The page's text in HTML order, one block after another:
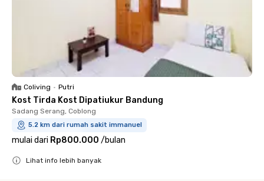
Coliving • Putri
Kost Tirda Kost Dipatiukur Bandung
Sadang Serang, Coblong
5.2 km dari rumah sakit immanuel
mulai dari Rp800.000 /bulan
Lihat info lebih banyak